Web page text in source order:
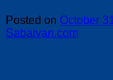
Posted on October
Sabaivan.com